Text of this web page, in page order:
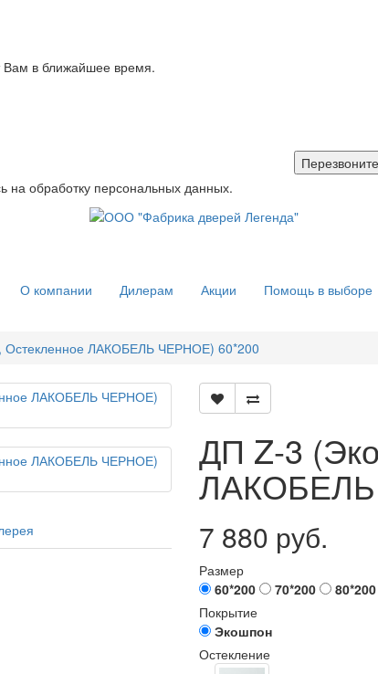
Вам в ближайшее время.
на обработку персональных данных.
О компании Дилерам Акции Помощь в выборе
Остекленное ЛАКОБЕЛЬ ЧЕРНОЕ) 60*200
ДП Z-3
7 880 руб.
Размер
60*200
70*200 80*200
Покрытие
Экошпон
Остекление